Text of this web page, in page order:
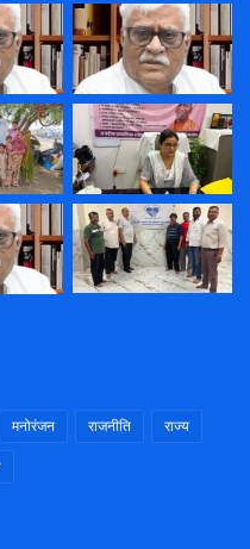
मनोरंजन राजनीति राज्य